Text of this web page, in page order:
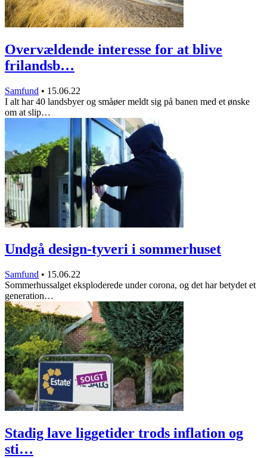
Overvældende interesse for at blive
frilandsb…
Samfund • 15.06.22
I alt har 40 landsbyer og småøer meldt sig på banen med et ønske
om at slip…
Undgå design-tyveri i sommerhuset
Samfund • 15.06.22
Sommerhussalget eksploderede under corona, og det har betydet et
generation…
Stadig lave liggetider trods inflation og
sti…